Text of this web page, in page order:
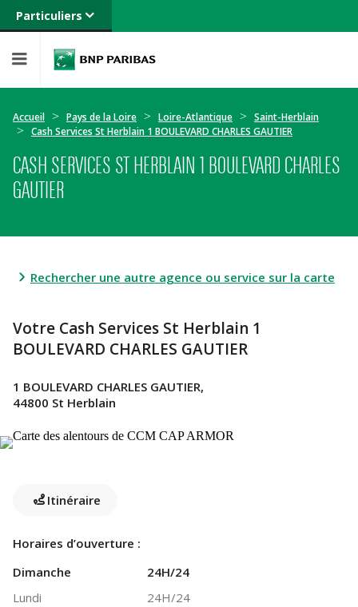
Particuliers
Banque privée
Entreprises
Accueil Pays de la Loire Loire-Atlantique
Saint-Herblain
Cash Services St Herblain 1 BOULEVARD CHARLES GAUTIER
CASH SERVICES ST HERBLAIN 1 BOULEVARD CHARLES
GAUTIER
Rechercher une autre agence ou service sur la carte
Votre Cash Services St Herblain 1
BOULEVARD CHARLES GAUTIER
1 BOULEVARD CHARLES GAUTIER,
44800 St Herblain
Itinéraire
Horaires d’ouverture :
Dimanche
24H/24
Lundi
24H/24